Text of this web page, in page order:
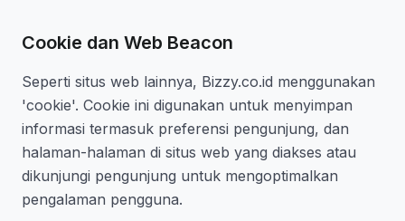
Cookie dan Web Beacon
Seperti situs web lainnya, Bizzy.co.id menggunakan
'cookie'. Cookie ini digunakan untuk menyimpan
informasi termasuk preferensi pengunjung, dan
halaman-halaman di situs web yang diakses atau
dikunjungi pengunjung untuk mengoptimalkan
pengalaman pengguna.